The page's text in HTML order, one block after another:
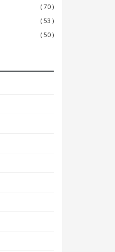
( 70 )
( 53 )
( 50 )